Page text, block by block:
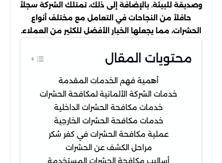
وصديقة للبيئة. بالإضافة إلى ذلك، تمتلك الشركة سجلاً
حافلاً من النجاحات في التعامل مع مختلف أنواع
الحشرات، مما يجعلها الخيار الأفضل للكثير من العملاء.
محتويات المقال
أهمية فهم الخدمات المقدمة
خدمات الشركة الألمانية لمكافحة الحشرات
خدمات مكافحة الحشرات الداخلية
خدمات مكافحة الحشرات الخارجية
عملية مكافحة الحشرات في كفر شكر
مراحل الكشف عن الحشرات
أساليب مكافحة الحشرات المستخدمة